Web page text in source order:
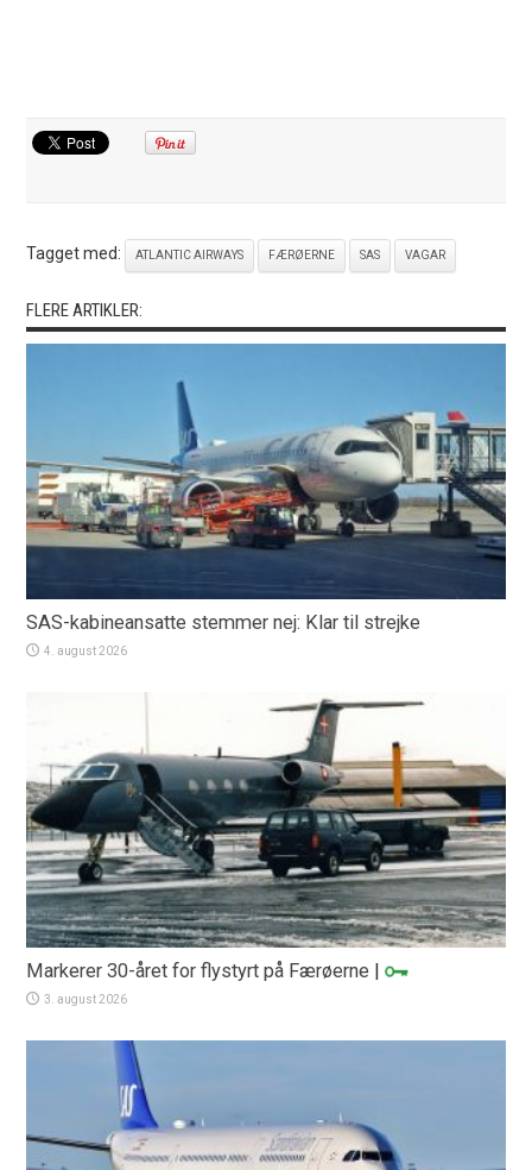
Tagget med: ATLANTIC AIRWAYS FÆRØERNE SAS VAGAR
FLERE ARTIKLER:
SAS-kabineansatte stemmer nej: Klar til strejke
4. august 2026
Markerer 30-året for flystyrt på Færøerne |
3. august 2026